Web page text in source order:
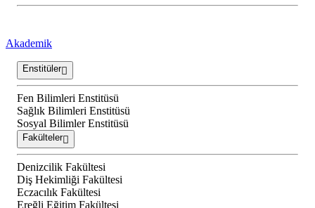
Akademik
Enstitüler
Fen Bilimleri Enstitüsü
Sağlık Bilimleri Enstitüsü
Sosyal Bilimler Enstitüsü
Fakülteler
Denizcilik Fakültesi
Diş Hekimliği Fakültesi
Eczacılık Fakültesi
Ereğli Eğitim Fakültesi